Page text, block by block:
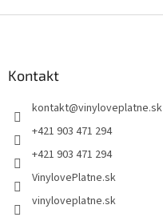
Kontakt
kontakt@vinyloveplatne.sk
+421 903 471 294
+421 903 471 294
VinylovePlatne.sk
vinyloveplatne.sk